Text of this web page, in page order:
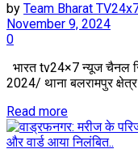
by Team Bharat
November 9, 2024
0
भारत tv24×7 न्यूज चैनल
2024/ थाना बलरामपुर
Read more